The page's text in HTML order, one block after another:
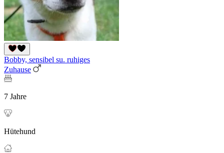
Bobby, sensibel su. ruhiges
Zuhause
7 Jahre
Hütehund